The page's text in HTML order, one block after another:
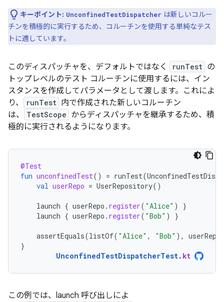
キーポイント: UnconfinedTestDispatcher は新しいコルー
チンを積極的に実行するため、コルーチンを使用する単純なテス
トに適しています。
このディスパッチャを、デフォルトではなく runTest の
トップレベルのテスト コルーチンに使用するには、イン
スタンスを作成してパラメータとして渡します。これによ
り、
runTest 内で作成された新しいコルーチン
は、
TestScope からディスパッチャを継承するため、積
極的に実行されるようになります。
@Test
fun unconfinedTest() = runTest(
val userRepo = UserRepository()
launch { userRepo . register( "Alice" )
}
launch { userRepo . register( "Bob" ) }
assertEquals(listOf( "Alice" , "Bob" ), userRepo
}
UnconfinedTestDispatcherTest. kt
この例では、launch 呼び出しによ